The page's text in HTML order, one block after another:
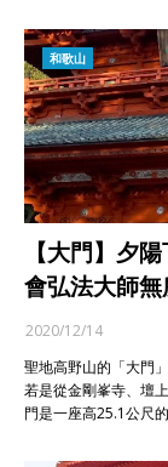
和歌山
【大門】夕
會弘法大師
2020/12/14
聖地高野山的「大門
若是從金剛峯寺、壇
門是一座高25.1公尺